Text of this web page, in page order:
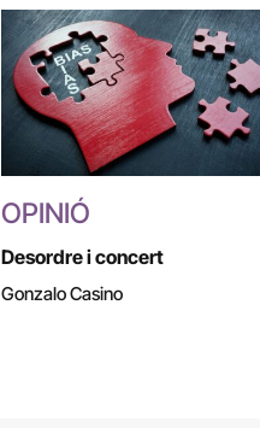
OPINIÓ
Desordre i concert
Gonzalo Casino